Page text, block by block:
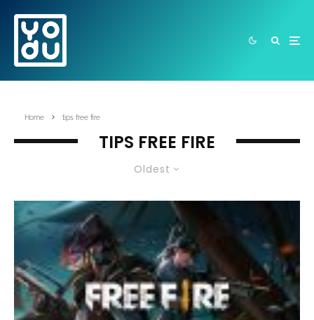
Home tips free fire
TIPS FREE FIRE
Oldest